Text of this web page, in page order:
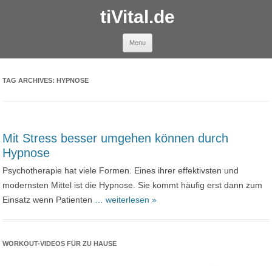
tiVital.de
Menu
TAG ARCHIVES:HYPNOSE
Mit Stress besser umgehen können durch
Hypnose
Psychotherapie hat viele Formen. Eines ihrer effektivsten und
modernsten Mittel ist die Hypnose. Sie kommt häufig erst dann zum
Einsatz wenn Patienten
… weiterlesen »
WORKOUT-VIDEOS FÜR ZU HAUSE